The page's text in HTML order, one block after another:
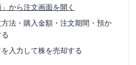
」から注文画面を開く
法・購入金額・注文期間・預か
入力して株を売却する